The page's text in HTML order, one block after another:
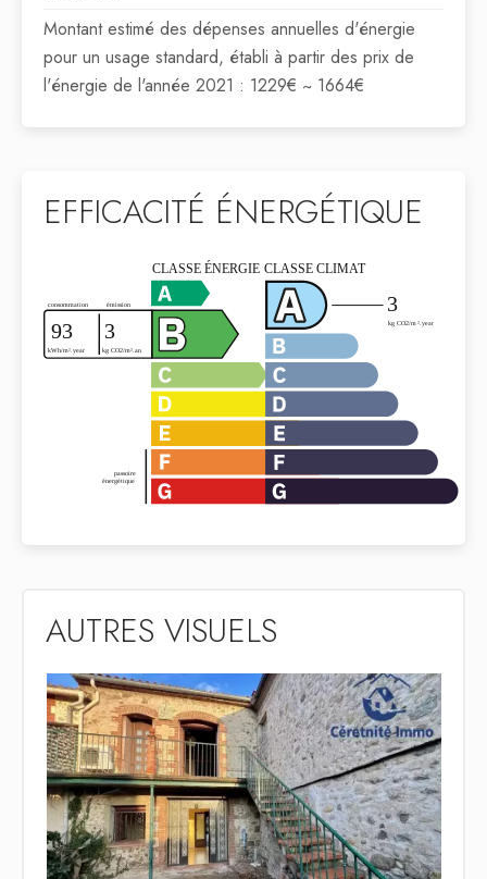
Montant estimé des dépenses annuelles d'énergie
pour un usage standard, établi à partir des prix de
l'énergie de l'année 2021 : 1229€ ~ 1664€
EFFICACITÉ ÉNERGÉTIQUE
AUTRES VISUELS